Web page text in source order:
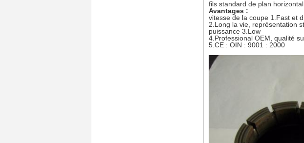
fils standard de plan
Avantages :
vitesse de la coupe 1.Fast et
2.Long la vie, représentation
puissance 3.Low
4.Professional OEM, qualité
5.CE : OIN : 9001 : 2000